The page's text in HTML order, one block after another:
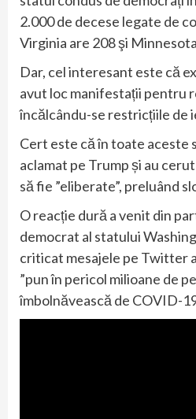
2.000 de decese legate de
Virginia are 208 şi
Dar, cel interesant este că
avut loc manifestații pentru
încălcându-se restricțiile de
Cert este că în toate aceste
aclamat pe Trump și au
să fie ”eliberate”, preluând
O reacție dură a venit din
democrat al statului
criticat mesajele pe Twitter
”pun în pericol milioane de
îmbolnăvească de COVID-